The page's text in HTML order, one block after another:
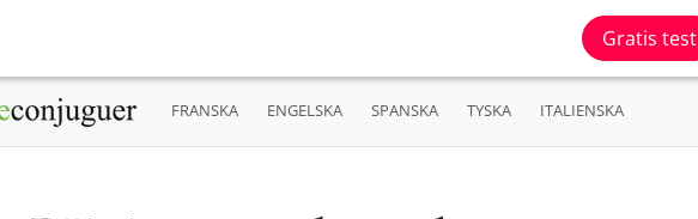
Gratis test
FRANSKA ENGELSKA SPANSKA TYSKA ITALIENSKA